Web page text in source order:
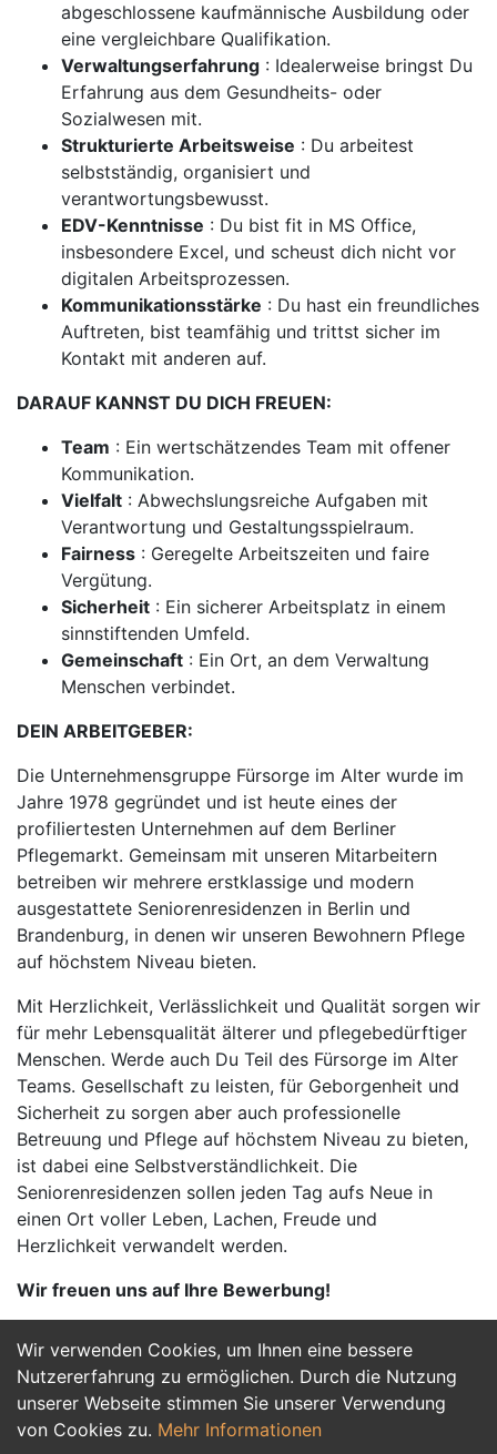
Wir verwenden Cookies, um Ihnen eine bessere
Nutzererfahrung zu ermöglichen. Durch die Nutzung
unserer Webseite stimmen Sie unserer Verwendung
von Cookies zu. Mehr Informationen
abgeschlossene kaufmännische Ausbildung oder
eine vergleichbare Qualifikation.
Verwaltungserfahrung : Idealerweise bringst Du
Erfahrung aus dem Gesundheits- oder
Sozialwesen mit.
Strukturierte Arbeitsweise : Du arbeitest
selbstständig, organisiert und
verantwortungsbewusst.
EDV-Kenntnisse : Du bist fit in MS Office,
insbesondere Excel, und scheust dich nicht vor
digitalen Arbeitsprozessen.
Kommunikationsstärke : Du hast ein freundliches
Auftreten, bist teamfähig und trittst sicher im
Kontakt mit anderen auf.
DARAUF KANNST DU DICH FREUEN:
Team : Ein wertschätzendes Team mit offener
Kommunikation.
Vielfalt : Abwechslungsreiche Aufgaben mit
Verantwortung und Gestaltungsspielraum.
Fairness : Geregelte Arbeitszeiten und faire
Vergütung.
Sicherheit : Ein sicherer Arbeitsplatz in einem
sinnstiftenden Umfeld.
Gemeinschaft : Ein Ort, an dem Verwaltung
Menschen verbindet.
DEIN ARBEITGEBER:
Die Unternehmensgruppe Fürsorge im Alter wurde im
Jahre 1978 gegründet und ist heute eines der
profiliertesten Unternehmen auf dem Berliner
Pflegemarkt. Gemeinsam mit unseren Mitarbeitern
betreiben wir mehrere erstklassige und modern
ausgestattete Seniorenresidenzen in Berlin und
Brandenburg, in denen wir unseren Bewohnern Pflege
auf höchstem Niveau bieten.
Mit Herzlichkeit, Verlässlichkeit und Qualität sorgen wir
für mehr Lebensqualität älterer und pflegebedürftiger
Menschen. Werde auch Du Teil des Fürsorge im Alter
Teams. Gesellschaft zu leisten, für Geborgenheit und
Sicherheit zu sorgen aber auch professionelle
Betreuung und Pflege auf höchstem Niveau zu bieten,
ist dabei eine Selbstverständlichkeit. Die
Seniorenresidenzen sollen jeden Tag aufs Neue in
einen Ort voller Leben, Lachen, Freude und
Herzlichkeit verwandelt werden.
Wir freuen uns auf Ihre Bewerbung!
Jetzt Bewerben